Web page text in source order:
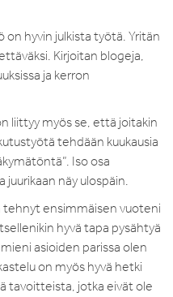
hyvin julkista työtä. Yritän
Kirjoitan blogeja,
ja kerron
liittyy myös se, että joitakin
tehdään kuukausia
Iso osa
näy ulospäin.
tehnyt ensimmäisen vuoteni
hyvä tapa pysähtyä
asioiden parissa olen
on myös hyvä hetki
tavoitteista, jotka eivät ole